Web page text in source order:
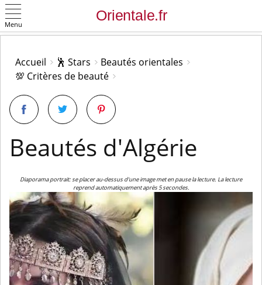
Menu
Accueil 🕺 Stars
Beautés orientales
💯 Critères de beauté
Beautés d'Algérie
Diaporama portrait: se placer au-dessus d'une image met en pause la lecture. La lecture
reprend automatiquement après 5 secondes.